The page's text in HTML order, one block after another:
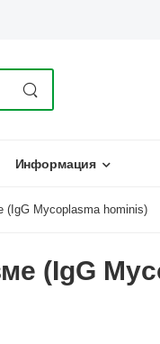
Информация
(IgG Mycoplasma hominis)
(IgG